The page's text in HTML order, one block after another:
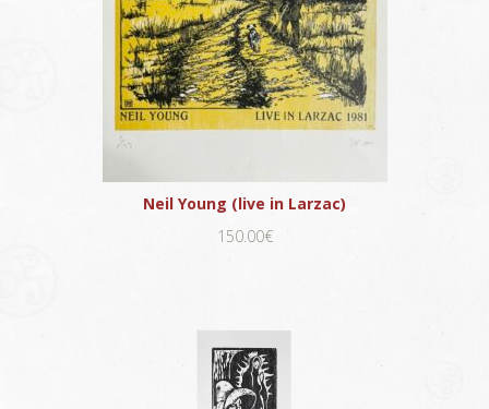
Neil Young (live in Larzac)
150.00€